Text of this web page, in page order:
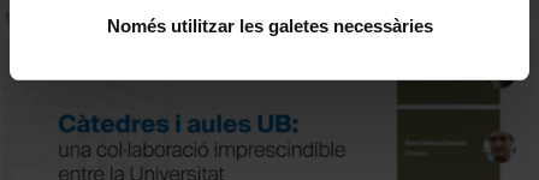
Només utilitzar les galetes necessàries
14 desembre, 2023